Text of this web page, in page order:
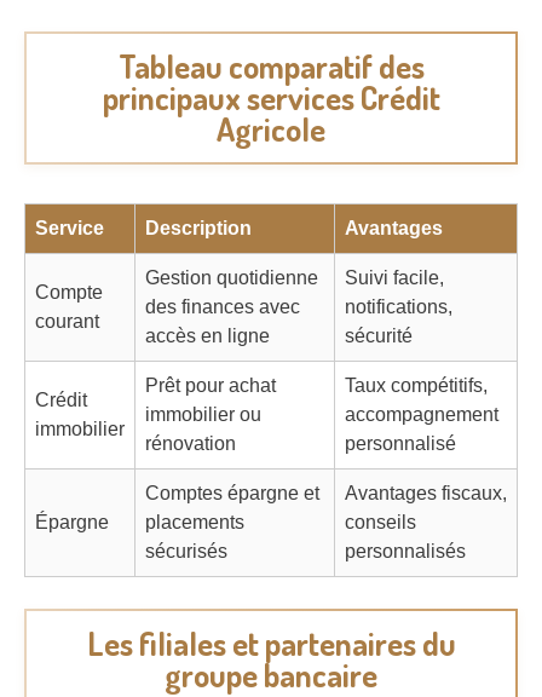
Tableau comparatif des
principaux services Crédit
Agricole
Service Description Avantages
Compte
courant
Gestion quotidienne
des finances avec
accès en ligne
Suivi facile,
notifications,
sécurité
Crédit
immobilier
Prêt pour achat
immobilier ou
rénovation
Taux compétitifs,
accompagnement
personnalisé
Épargne
Comptes épargne et
placements
sécurisés
Avantages fiscaux,
conseils
personnalisés
Les filiales et partenaires du
groupe bancaire